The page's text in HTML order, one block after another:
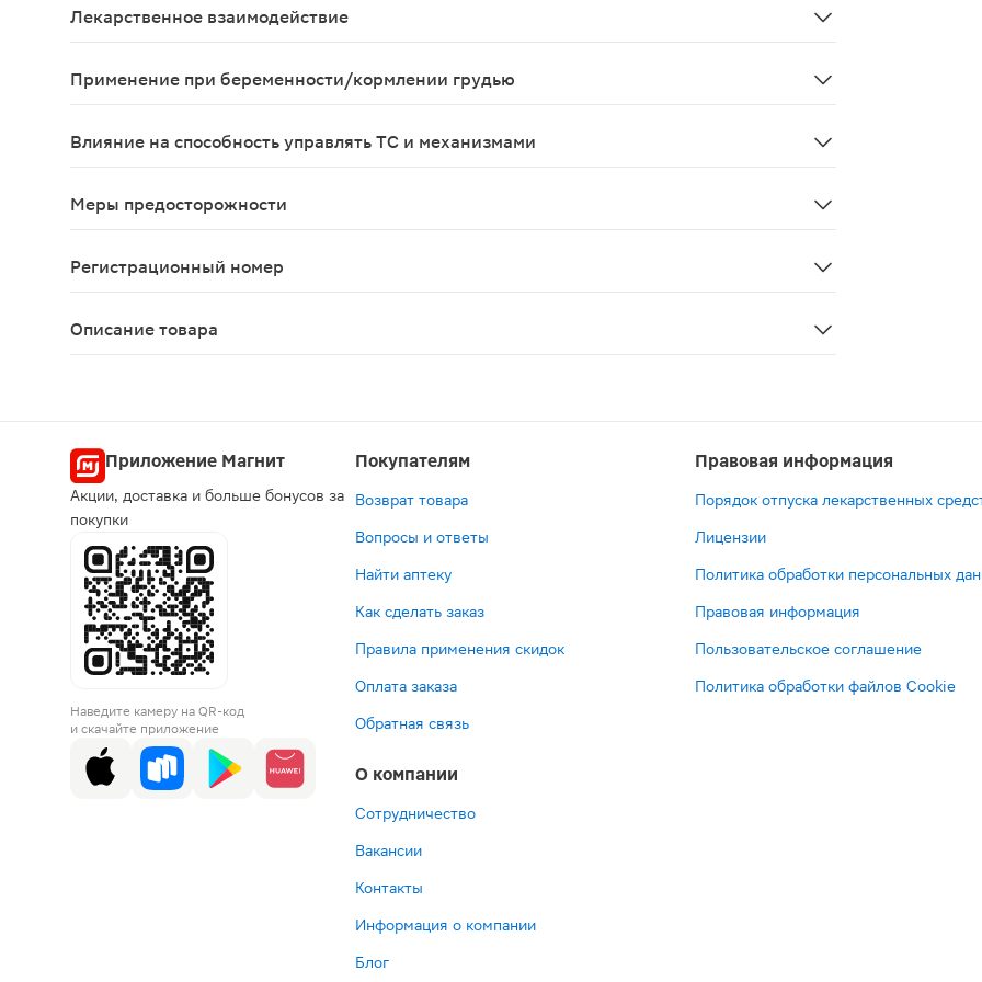
Лекарственное взаимодействие
Применение при беременности/кормлении грудью
Влияние на способность управлять ТС и механизмами
Меры предосторожности
Регистрационный номер
Описание товара
Приложение Магнит
Акции, доставка и больше бонусов за
покупки
Наведите камеру на QR-код
и скачайте приложение
Покупателям
Возврат товара
Вопросы и ответы
Найти аптеку
Как сделать заказ
Правила применения скидок
Оплата заказа
Обратная связь
О компании
Сотрудничество
Вакансии
Контакты
Информация о компании
Блог
Правовая информация
Порядок отпуска лекарственных
Лицензии
Политика обработки персональных
Правовая информация
Пользовательское соглашение
Политика обработки файлов Cookie